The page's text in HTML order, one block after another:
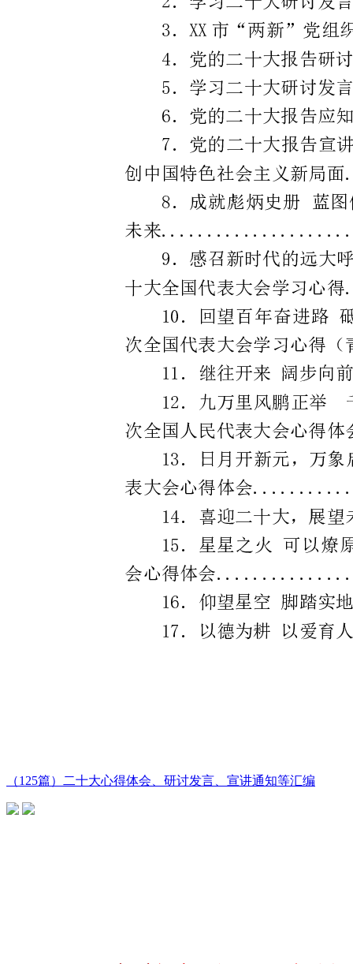
（125篇）二十大心得体会、研讨发言、宣讲通知等汇编